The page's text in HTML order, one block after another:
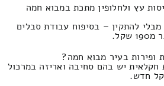
עץ ולחלופין מתכת במבוא חמה
להתקין – בסיפוח עבודת סבלים
ופירות בעיר מבוא חמה?
יש בהם סחיבה ואריזה במרכול